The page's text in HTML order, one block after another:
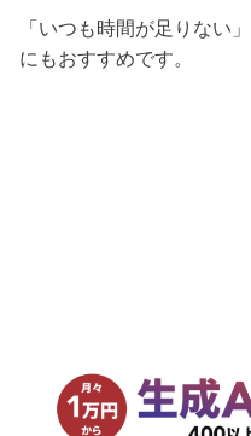
「いつも時間が足りない
にもおすすめです。